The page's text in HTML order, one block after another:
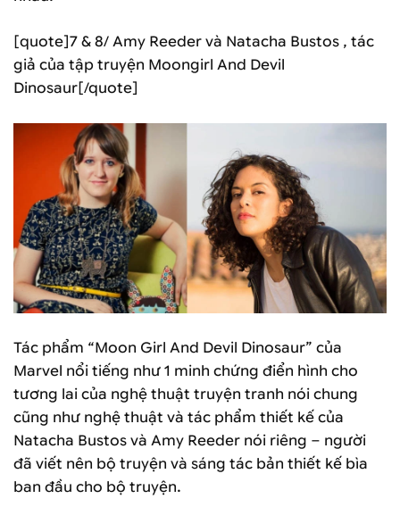
[quote]7 & 8/ Amy Reeder và Natacha Bustos , tác
giả của tập truyện Moongirl And Devil
Dinosaur[/quote]
Tác phẩm “Moon Girl And Devil Dinosaur” của
Marvel nổi tiếng như 1 minh chứng điển hình cho
tương lai của nghệ thuật truyện tranh nói chung
cũng như nghệ thuật và tác phẩm thiết kế của
Natacha Bustos và Amy Reeder nói riêng – người
đã viết nên bộ truyện và sáng tác bản thiết kế bìa
ban đầu cho bộ truyện.